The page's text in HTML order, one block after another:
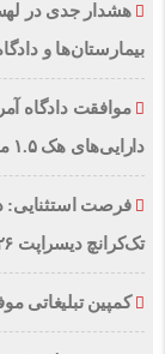
هشدار جدی در
بیمارستان‌ها و
موافقت دادگاه
دارایی‌های هک ۱.۵ میلیارد دلاری کره شمالی
تک‌کرانچ دیسراپت ۲۰۲۶
کمپین تبلیغاتی